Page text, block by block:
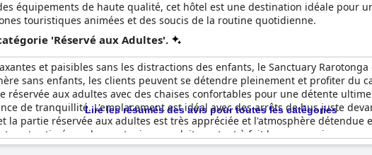
équipements de haute qualité, cet hôtel est une destination idéale pour
touristiques animées et des soucis de la routine quotidienne.
'Réservé aux Adultes'.
et paisibles sans les distractions des enfants, le Sanctuary
sans enfants, les clients peuvent se détendre pleinement et profiter du
aux adultes avec des chaises confortables pour une détente
de tranquillité. L'emplacement est idéal avec des arrêts de bus juste
partie réservée aux adultes est très appréciée et l'atmosphère détendue
ont estimé que le sanctuaire ne valait pas tout à fait le coup, mais pour
on the Beach (Adultes seulement) est tout simplement le paradis
Lire les résumés des avis pour toutes les catégories